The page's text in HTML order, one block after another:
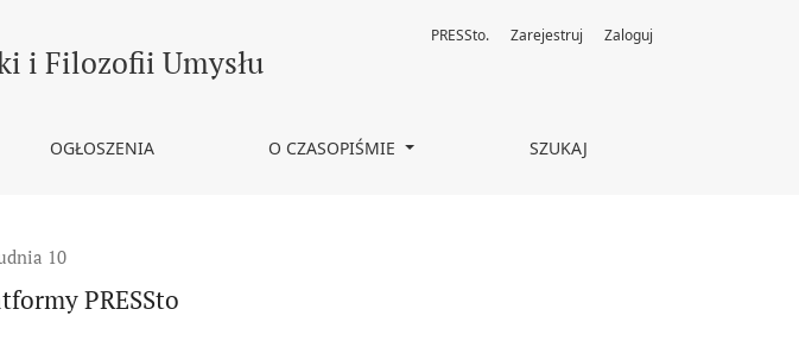
i Filozofii Umysłu
OGŁOSZENIA O CZASOPIŚMIE SZUKAJ
PRESSto. Zarejestruj Zaloguj
10
PRESSto